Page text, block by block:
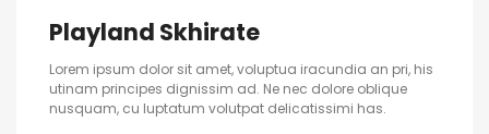
Playland Skhirate
Lorem ipsum dolor sit amet, voluptua iracundia an pri, his
utinam principes dignissim ad. Ne nec dolore oblique
nusquam, cu luptatum volutpat delicatissimi has.